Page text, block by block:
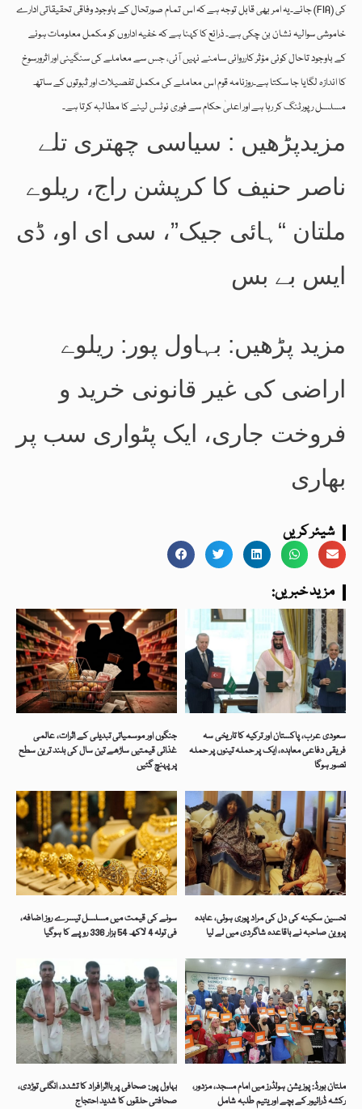
جائے۔یہ امر بھی قابل توجہ ہے کہ اس تمام صورتحال کے باوجود وفاقی تحقیقاتی ادارے (FIA) کی
خاموشی سوالیہ نشان بن چکی ہے۔ ذرائع کا کہنا ہے کہ خفیہ اداروں کو مکمل معلومات ہونے
کے باوجود تاحال کوئی مؤثر کارروائی سامنے نہیں آئی، جس سے معاملے کی سنگینی اور اثرورسوخ
کا اندازہ لگایا جا سکتا ہے۔روزنامہ قوم اس معاملے کی مکمل تفصیلات اور ثبوتوں کے ساتھ
مسلسل رپورٹنگ کر رہا ہے اور اعلیٰ حکام سے فوری نوٹس لینے کا مطالبہ کرتا ہے۔
مزیدپڑھیں : سیاسی چھتری تلے
ناصر حنیف کا کرپشن راج، ریلوے
ملتان “ہائی جیک”، سی ای او، ڈی
ایس بے بس
مزید پڑھیں: بہاول پور: ریلوے
اراضی کی غیر قانونی خرید و
فروخت جاری، ایک پٹواری سب پر
بھاری
شیئر کریں
:مزید خبریں
جنگوں اور موسمیاتی تبدیلی کے اثرات، عالمی
غذائی قیمتیں ساڑھے تین سال کی بلند ترین سطح
پر پہنچ گئیں
سعودی عرب، پاکستان اور ترکیہ کا تاریخی سہ
فریقی دفاعی معاہدہ، ایک پر حملہ تینوں پر حملہ
تصور ہوگا
سونے کی قیمت میں مسلسل تیسرے روز اضافہ،
فی تولہ 4 لاکھ 54 ہزار 336 روپے کا ہوگیا
تحسین سکینہ کی دل کی مراد پوری ہوئی، عابدہ
پروین صاحبہ نے باقاعدہ شاگردی میں لے لیا
بہاول پور: صحافی پر بااثرافراد کا تشدد، انگلی توڑدی،
صحافتی حلقوں کا شدید احتجاج
ملتان بورڈ: پوزیشن ہولڈرز میں امام مسجد، مزدور،
رکشہ ڈرائیور کے بچے اور یتیم طلبہ شامل